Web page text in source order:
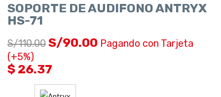
SOPORTE DE AUDIFONO ANTRYX
HS-71
S/110.00 S/90.00 Pagando con Tarjeta
(+5%)
$ 26.37